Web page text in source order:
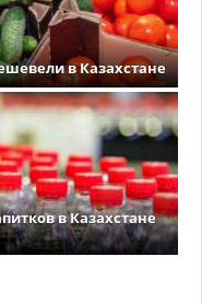
в Казахстане
в Казахстане